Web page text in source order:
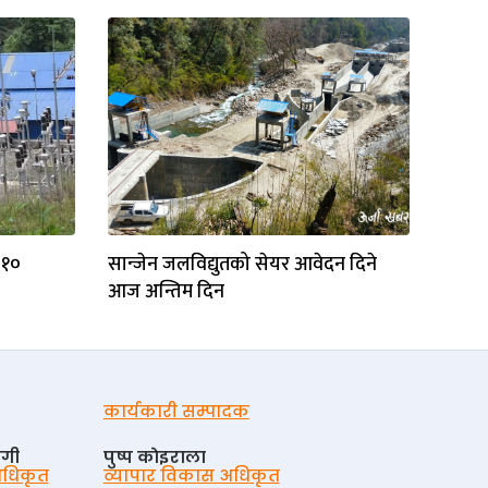
सान्जेन जलविद्युतको सेयर आवेदन दिने
आज अन्तिम दिन
कार्यकारी सम्पादक
पुष्प काेइराला
व्यापार विकास अधिकृत